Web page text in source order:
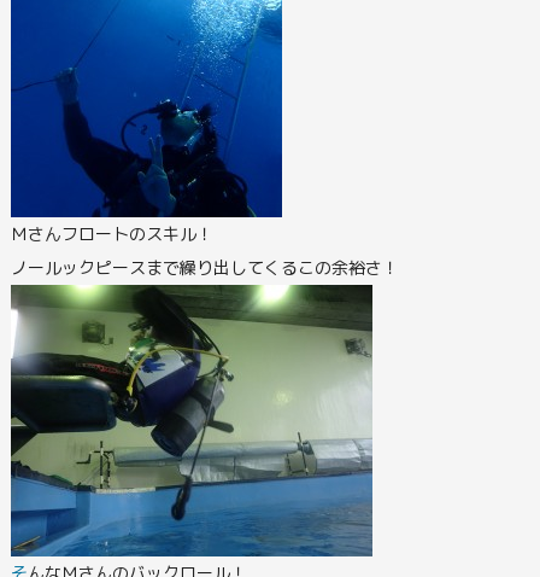
Ｍさんフロートのスキル！
ノールックピースまで繰り出してくるこの余裕さ！